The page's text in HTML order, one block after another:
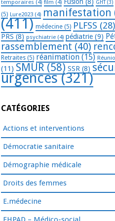
temporaires (4) film (4) GHT(3)
(5) Lure2023 (4) manifestation
(411) médecine (5) PLFSS (28)
PRS (8) psychiatrie (4) pédiatrie (9)
rassemblement (40)
Retraites (5) réanimation (15)
(11) SMUR (58) SSR (8)
urgences(321)
CATÉGORIES
Actions et interventions
Démocratie sanitaire
Démographie médicale
Droits des femmes
E.médecine